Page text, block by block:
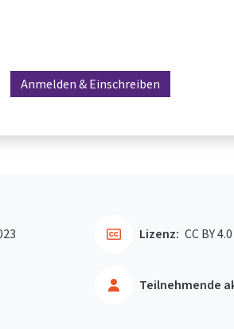
Anmelden & Einschreiben
Teilnehmende
Lizenz: CC BY 4.0